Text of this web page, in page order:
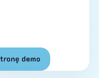
demo